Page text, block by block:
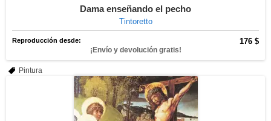
Dama enseñando el pecho
Tintoretto
Reproducción desde: 176 $
¡Envío y devolución gratis!
Pintura